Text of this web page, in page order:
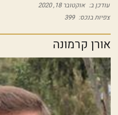
עודכן ב: אוקטובר 18, 2020
צפיות בנכס: 399
אורן קרמונה